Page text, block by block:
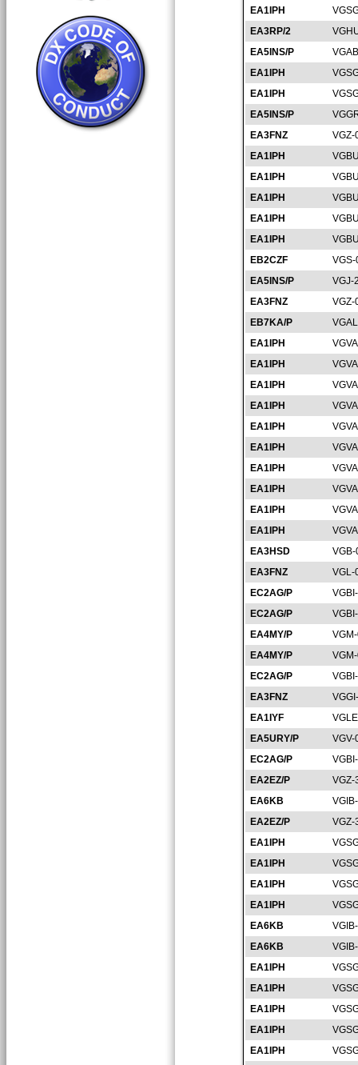
EA1IPH
EA3RP/2
EA5INS/P
EA1IPH
EA1IPH
EA5INS/P
EA3FNZ
VGZ-
EA1IPH
EA1IPH
EA1IPH
EA1IPH
EA1IPH
EB2CZF
EA5INS/P
VGJ-
EA3FNZ
VGZ-
EB7KA/P
EA1IPH
EA1IPH
EA1IPH
EA1IPH
EA1IPH
EA1IPH
EA1IPH
EA1IPH
EA1IPH
EA1IPH
EA3HSD
EA3FNZ
VGL-
EC2AG/P
EC2AG/P
EA4MY/P
EA4MY/P
EC2AG/P
EA3FNZ
EA1IYF
EA5URY/P
VGV-
EC2AG/P
EA2EZ/P
VGZ-
EA6KB
EA2EZ/P
VGZ-
EA1IPH
EA1IPH
EA1IPH
EA1IPH
EA6KB
EA6KB
EA1IPH
EA1IPH
EA1IPH
EA1IPH
EA1IPH